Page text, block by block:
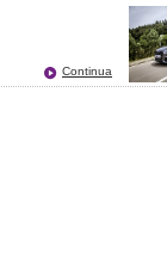
Continua